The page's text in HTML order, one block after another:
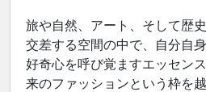
旅や自然、アート、そして歴
交差する空間の中で、自分自
好奇心を呼び覚ますエッセン
来のファッションという枠を